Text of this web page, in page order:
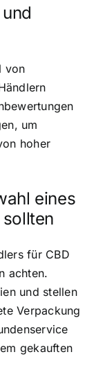
von
um
hoher
eines
für CBD
achten.
und stellen
Verpackung
gekauften